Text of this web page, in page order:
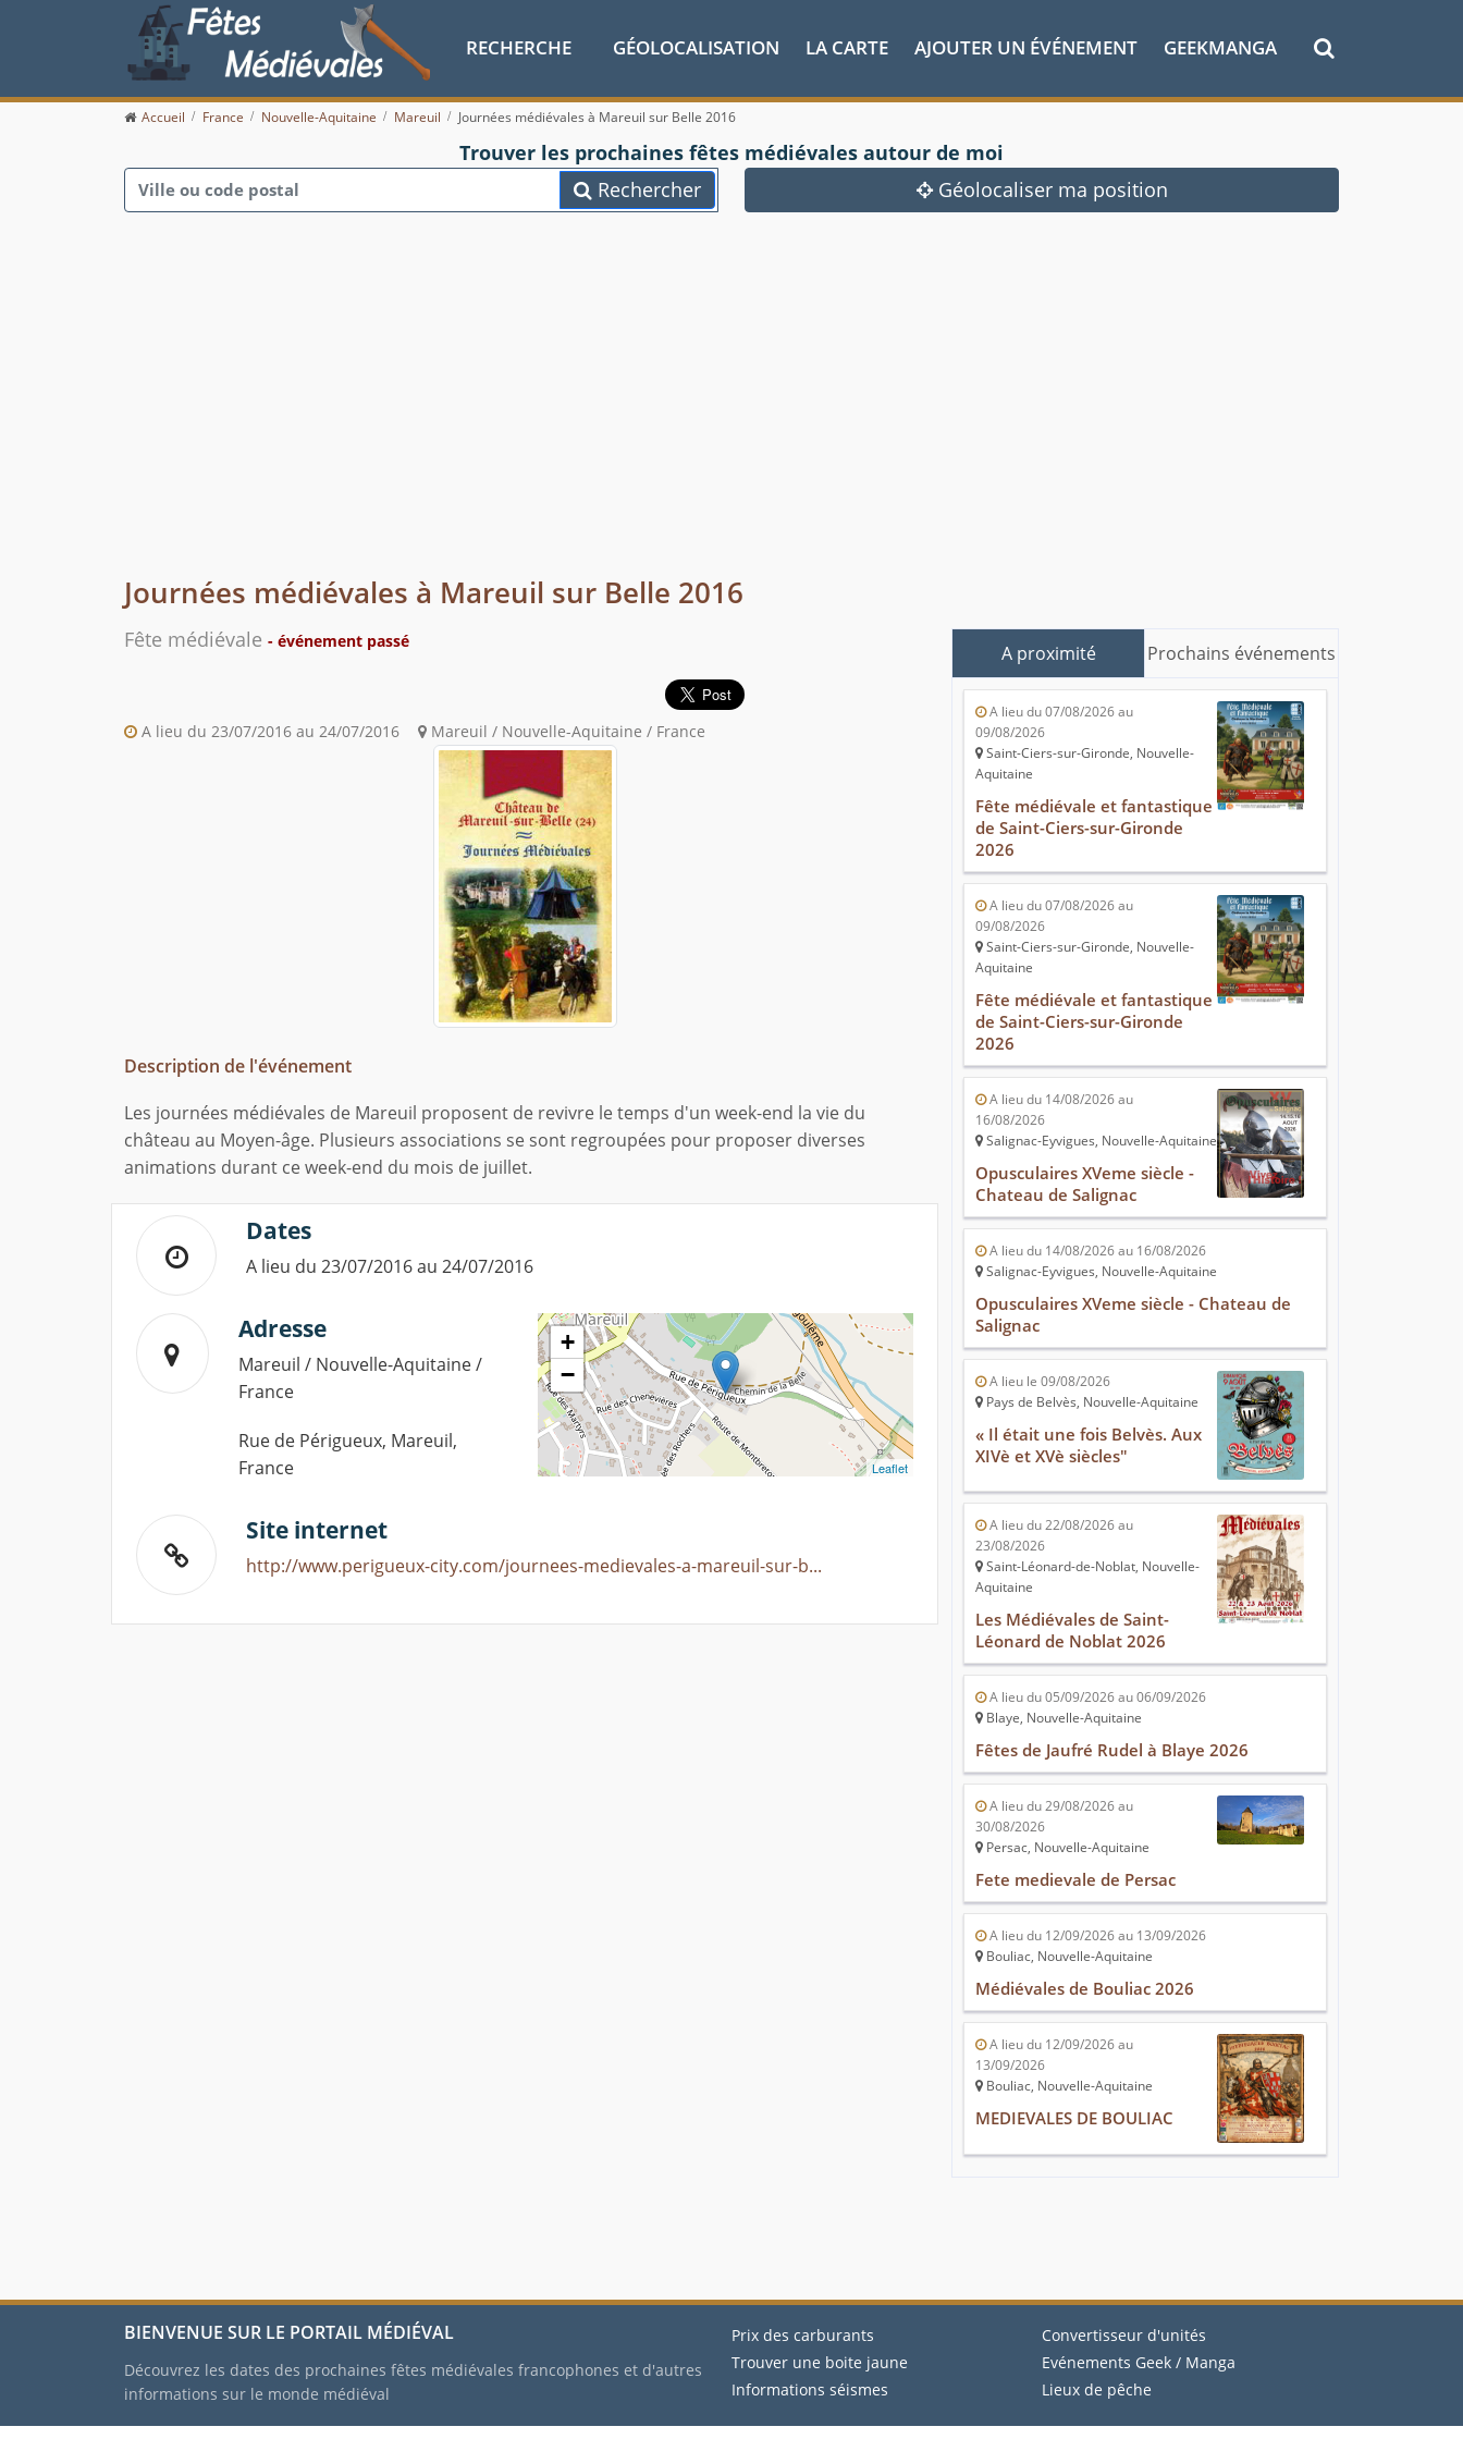
RECHERCHE GÉOLOCALISATION LA CARTE AJOUTER UN ÉVÉNEMENT GEEKMANGA
Accueil France Nouvelle-Aquitaine Mareuil Journées médiévales à Mareuil sur Belle 2016
Trouver les prochaines fêtes médiévales autour de moi
Rechercher
Géolocaliser ma position
Journées médiévales à Mareuil sur Belle 2016
Fête médiévale - événement passé
A lieu du 23/07/2016 au 24/07/2016 Mareuil / Nouvelle-Aquitaine / France
Description de l'événement
Les journées médiévales de Mareuil proposent de revivre le temps d'un week-end la vie du
château au Moyen-âge. Plusieurs associations se sont regroupées pour proposer diverses
animations durant ce week-end du mois de juillet.
Dates
A lieu du 23/07/2016 au 24/07/2016
Adresse
Mareuil / Nouvelle-Aquitaine /
France
Rue de Périgueux, Mareuil,
France
+
−
Leaflet
Site internet
http://www.perigueux-city.com/journees-medievales-a-mareuil-sur-b...
A proximité Prochains événements
A lieu du 07/08/2026 au
09/08/2026
Saint-Ciers-sur-Gironde, Nouvelle-
Aquitaine
Fête médiévale et fantastique
de Saint-Ciers-sur-Gironde
2026
A lieu du 07/08/2026 au
09/08/2026
Saint-Ciers-sur-Gironde, Nouvelle-
Aquitaine
Fête médiévale et fantastique
de Saint-Ciers-sur-Gironde
2026
A lieu du 14/08/2026 au
16/08/2026
Salignac-Eyvigues, Nouvelle-Aquitaine
Opusculaires XVeme siècle -
Chateau de Salignac
A lieu du 14/08/2026 au 16/08/2026
Salignac-Eyvigues, Nouvelle-Aquitaine
Opusculaires XVeme siècle - Chateau de
Salignac
A lieu le 09/08/2026
Pays de Belvès, Nouvelle-Aquitaine
« Il était une fois Belvès. Aux
XIVè et XVè siècles"
A lieu du 22/08/2026 au
23/08/2026
Saint-Léonard-de-Noblat, Nouvelle-
Aquitaine
Les Médiévales de Saint-
Léonard de Noblat 2026
A lieu du 05/09/2026 au 06/09/2026
Blaye, Nouvelle-Aquitaine
Fêtes de Jaufré Rudel à Blaye 2026
A lieu du 29/08/2026 au
30/08/2026
Persac, Nouvelle-Aquitaine
Fete medievale de Persac
A lieu du 12/09/2026 au 13/09/2026
Bouliac, Nouvelle-Aquitaine
Médiévales de Bouliac 2026
A lieu du 12/09/2026 au
13/09/2026
Bouliac, Nouvelle-Aquitaine
MEDIEVALES DE BOULIAC
BIENVENUE SUR LE PORTAIL MÉDIÉVAL
Découvrez les dates des prochaines fêtes médiévales francophones et d'autres
informations sur le monde médiéval
Prix des carburants
Trouver une boite jaune
Informations séismes
Convertisseur d'unités
Evénements Geek / Manga
Lieux de pêche